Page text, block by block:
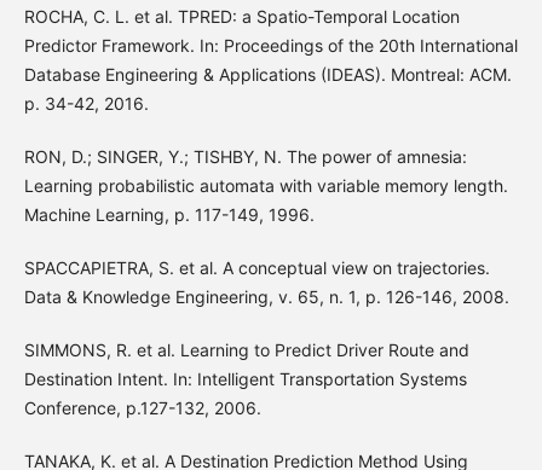
ROCHA, C. L. et al. TPRED: a Spatio-Temporal Location
Predictor Framework. In: Proceedings of the 20th International
Database Engineering & Applications (IDEAS). Montreal: ACM.
p. 34-42, 2016.
RON, D.; SINGER, Y.; TISHBY, N. The power of amnesia:
Learning probabilistic automata with variable memory length.
Machine Learning, p. 117-149, 1996.
SPACCAPIETRA, S. et al. A conceptual view on trajectories.
Data & Knowledge Engineering, v. 65, n. 1, p. 126-146, 2008.
SIMMONS, R. et al. Learning to Predict Driver Route and
Destination Intent. In: Intelligent Transportation Systems
Conference, p.127-132, 2006.
TANAKA, K. et al. A Destination Prediction Method Using